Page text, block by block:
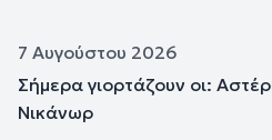
7 Αυγούστου 2026
Σήμερα γιορτάζουν οι:
Νικάνωρ